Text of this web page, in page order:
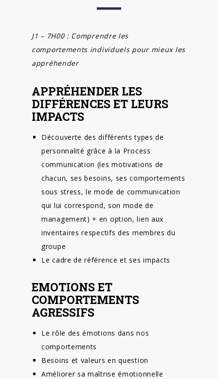
J1 – 7H00 : Comprendre les
comportements individuels pour mieux les
appréhender
APPRÉHENDER LES
DIFFÉRENCES ET LEURS
IMPACTS
Découverte des différents types de
personnalité grâce à la Process
communication (les motivations de
chacun, ses besoins, ses comportements
sous stress, le mode de communication
qui lui correspond, son mode de
management) + en option, lien aux
inventaires respectifs des membres du
groupe
Le cadre de référence et ses impacts
EMOTIONS ET
COMPORTEMENTS
AGRESSIFS
Le rôle des émotions dans nos
comportements
Besoins et valeurs en question
Améliorer sa maîtrise émotionnelle